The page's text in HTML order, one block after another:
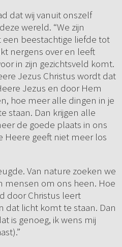
dat wij vanuit onszelf
wereld. “We zijn
een beestachtige liefde tot
nergens over en leeft
in zijn gezichtsveld komt.
Jezus Christus wordt dat
Jezus en door Hem
hoe meer alle dingen in je
staan. Dan krijgen alle
de goede plaats in ons
Heere geeft niet meer los
Van nature zoeken we
mensen om ons heen. Hoe
door Christus leert
dat licht komt te staan. Dan
is genoeg, ik wens mij